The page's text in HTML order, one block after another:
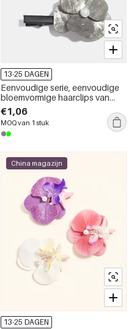
13-25 DAGEN
Eenvoudige serie, eenvoudige
bloemvormige haarclips van
hars
€1,06
MOQ van 1 stuk
China magazijn
13-25 DAGEN